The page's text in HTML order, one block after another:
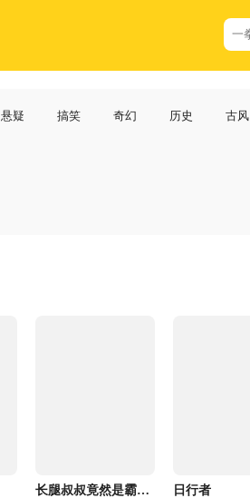
悬疑 搞笑 奇幻 历史 古风
长腿叔叔竟然是霸道总裁 日行者